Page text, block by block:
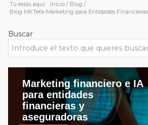
Tú estás aquí: Inicio / Blog /
Blog MKTefa-Marketing para Entidades
Buscar
Marketing financiero e IA
para entidades
financieras y
aseguradoras